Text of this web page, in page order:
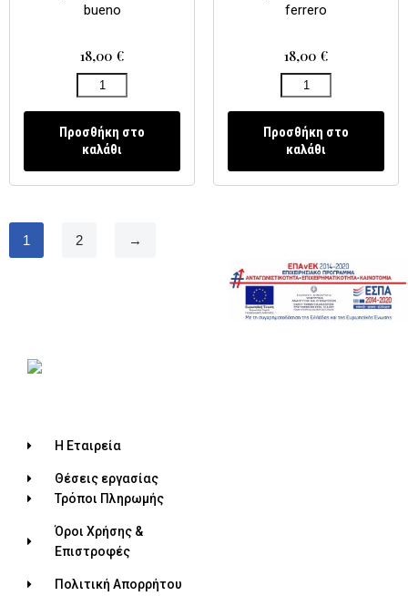
bueno
18,00 €
Προσθήκη στο
καλάθι
ferrero
18,00 €
Προσθήκη στο
καλάθι
1 2 →
Η Εταιρεία
Θέσεις εργασίας
Τρόποι Πληρωμής
Όροι Χρήσης &
Επιστροφές
Πολιτική Απορρήτου